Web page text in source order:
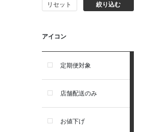
ナチュラルチョイス
ウェルネス
アーテミス
セレクトバランス
リガロ
リセット 絞り込む
アイコン
定期便対象
店舗配送のみ
お値下げ